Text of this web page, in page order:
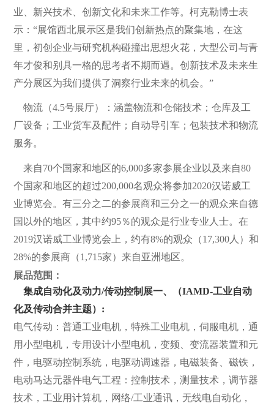
业、新兴技术、创新文化和未来工作等。柯克勒博士表
示：“展馆西北展示区是我们创新热点的聚集地，在这
里，初创企业与研究机构碰撞出思想火花，大型公司与青
年才俊和别具一格的思考者不期而遇。创新技术及未来生
产分展区为我们提供了洞察行业未来的机会。”
物流（4.5号展厅）：涵盖物流和仓储技术；仓库及工
厂设备；工业货车及配件；自动导引车；包装技术和物流
服务。
来自70个国家和地区的6,000多家参展企业以及来自80
个国家和地区的超过200,000名观众将参加2020汉诺威工
业博览会。有三分之二的参展商和三分之一的观众来自德
国以外的地区，其中约95％的观众是行业专业人士。在
2019汉诺威工业博览会上，约有8%的观众（17,300人）和
28%的参展商（1,715家）来自亚洲地区。
展品范围：
集成自动化及动力/传动控制展一、（IAMD-工业自动
化及传动合并主题）:
电气传动：普通工业电机，特殊工业电机，伺服电机，通
用小型电机，专用设计小型电机，变频、变流器装置和元
件，电驱动控制系统，电驱动调速器，电磁装备、磁铁，
电动马达元器件电气工程：控制技术，测量技术，调节器
技术，工业用计算机，网络/工业通讯，无线电自动化，